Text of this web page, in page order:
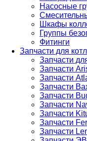
Насосные
Шкафы
Группы
Фитинги
Запчасти для
Запчасти
Запчасти
Запчасти
Запчасти
Запчасти
Запчасти
Запчасти
Запчасти
Запчасти